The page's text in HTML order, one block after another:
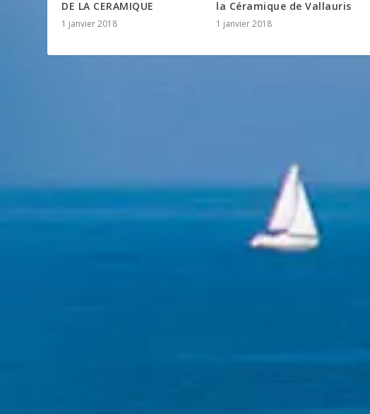
DE LA CERAMIQUE
1 janvier 2018
la Céramique de Vallauris
1 janvier 2018